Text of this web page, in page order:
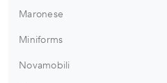
Maronese
Miniforms
Novamobili